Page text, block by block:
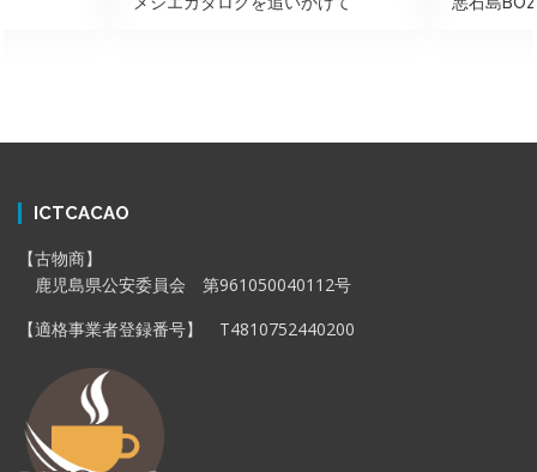
ICTCACAO
【古物商】
鹿児島県公安委員会 第961050040112号
【適格事業者登録番号】 T4810752440200